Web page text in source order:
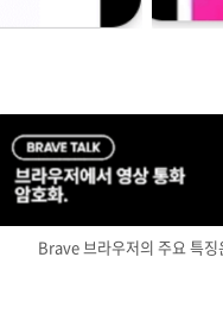
Brave 브라우저의 주요 특징